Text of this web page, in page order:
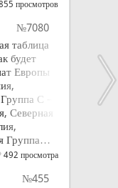
просмотров
№7080
таблица
будет
Европы
С —
Северная
Группа…
492 просмотра
№455